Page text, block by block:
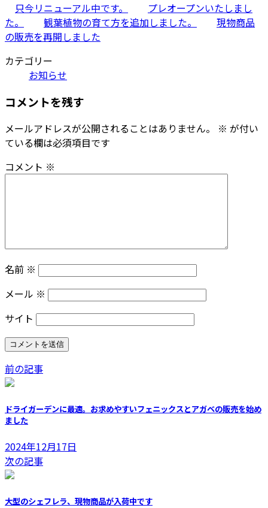
只今リニューアル中です。
プレオープンいたしまし
た。
観葉植物の育て方を追加しました。
現物商品
の販売を再開しました
カテゴリー
お知らせ
コメントを残す
メールアドレスが公開されることはありません。 ※ が付い
ている欄は必須項目です
コメント ※
名前 ※
メール ※
サイト
前の記事
ドライガーデンに最適。お求めやすいフェニックスとアガベの販売を始め
ました
2024年12月17日
次の記事
大型のシェフレラ、現物商品が入荷中です